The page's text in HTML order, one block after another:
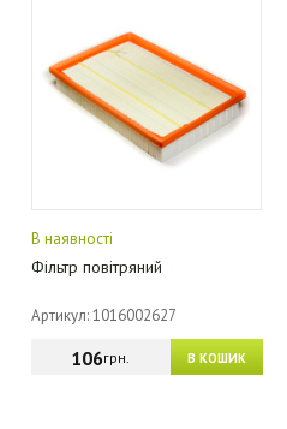
В наявності
Фільтр повітряний
Артикул: 1016002627
В КОШИК
106грн.